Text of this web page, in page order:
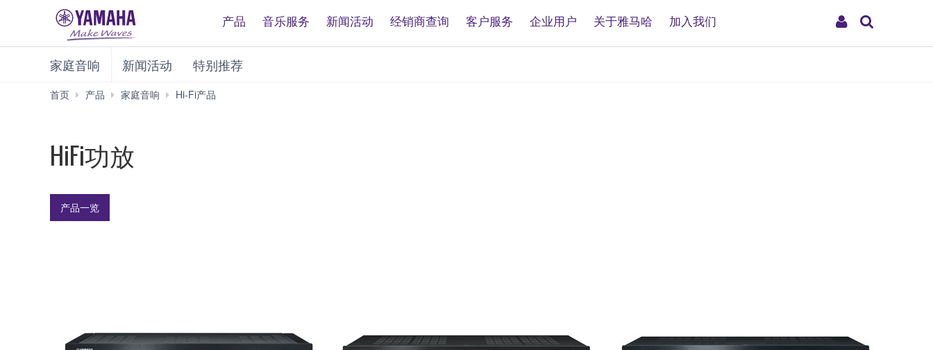
My
产品 音乐服务 新闻活动 经销商查询 客户服务 企业用户 关于雅马哈 加入我们
家庭音响 新闻活动 特别推荐
首页 产品 家庭音响 Hi-Fi产品
HiFi功放
产品一览